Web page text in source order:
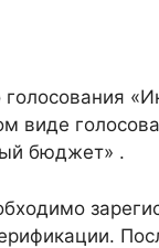
виде
бюджет» .